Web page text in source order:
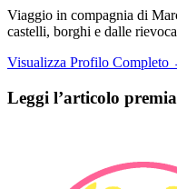
Viaggio in compagnia di
castelli, borghi e dalle
Visualizza Profilo Completo
Leggi l’articolo